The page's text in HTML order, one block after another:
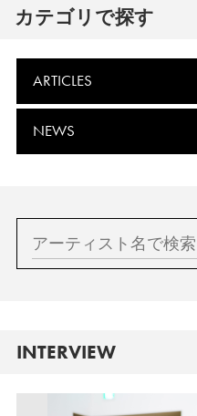
カテゴリで探す
ARTICLES
NEWS
INTERVIEW